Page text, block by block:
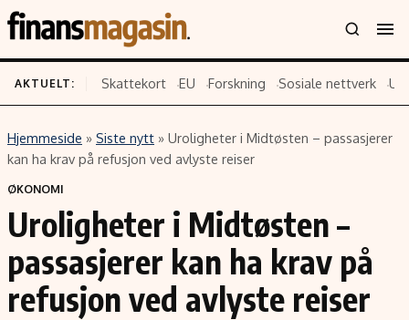
Innhold
Siste nytt
Eiendom
Energi og klima
Finans
Fritid
Emner
Økonomi
Politikk
Selskaper
Teknologi
AKTUELT: Skattekort EU Forskning Sosiale nettverk
Hjemmeside » Siste nytt » Uroligheter i Midtøsten – passasjerer
kan ha krav på refusjon ved avlyste reiser
ØKONOMI
Uroligheter i Midtøsten –
passasjerer kan ha krav på
refusjon ved avlyste reiser